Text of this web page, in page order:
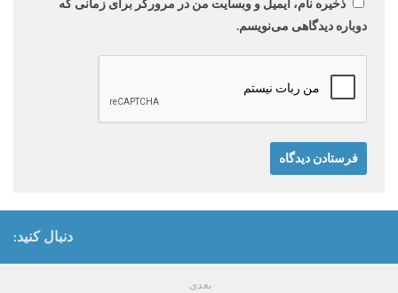
ذخیره نام، ایمیل و وبسایت من در مرورگر برای زمانی که
دوباره دیدگاهی می‌نویسم.
دنبال کنید:
بعدی